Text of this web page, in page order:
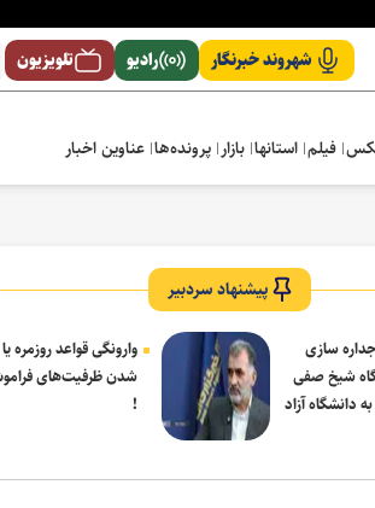
شهروند خبرنگار رادیو تلویزیون
فیلم استانها بازار پرونده‌ها عناوین اخبار
پیشنهاد سردبیر
سازی
شیخ صفی
دانشگاه آزاد
وارونگی قواعد روزمره
شدن ظرفیت‌های
!